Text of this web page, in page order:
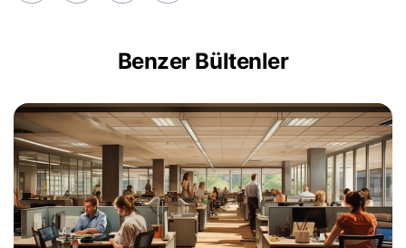
Benzer Bültenler